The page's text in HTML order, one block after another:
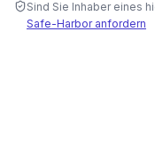
Sind Sie Inhaber eines
Safe-Harbor anfordern